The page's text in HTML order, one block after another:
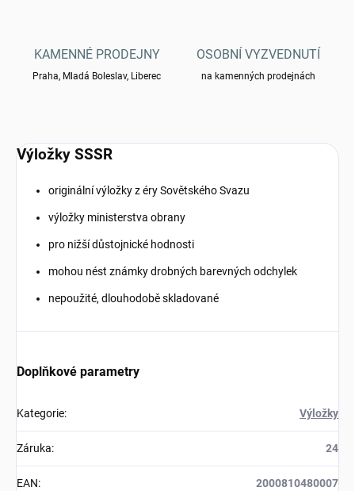
KAMENNÉ PRODEJNY
Praha, Mladá Boleslav, Liberec
OSOBNÍ VYZVEDNUTÍ
na kamenných prodejnách
Výložky SSSR
originální výložky z éry Sovětského Svazu
výložky ministerstva obrany
pro nižší důstojnické hodnosti
mohou nést známky drobných barevných odchylek
nepoužité, dlouhodobě skladované
Doplňkové parametry
Kategorie: Výložky
Záruka: 24
EAN: 2000810480007